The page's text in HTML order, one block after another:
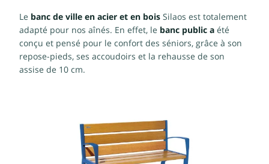
Le banc de ville en acier et en bois Silaos est totalement
adapté pour nos aînés. En effet, le banc public a été
conçu et pensé pour le confort des séniors, grâce à son
repose-pieds, ses accoudoirs et la rehausse de son
assise de 10 cm.